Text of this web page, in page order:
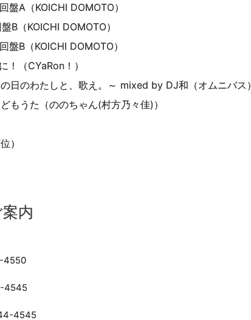
盤A（KOICHI DOMOTO）
B（KOICHI DOMOTO）
盤B（KOICHI DOMOTO）
！（CYaRon！）
日のわたしと、歌え。～ mixed by DJ和（オムニバス）
もうた（ののちゃん(村方乃々佳)）
）
内
4550
4545
4545